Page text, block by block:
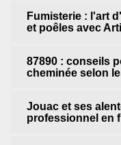
Fumisterie : l'art
et poêles avec
87890 : conseils
cheminée selon
Jouac et ses
professionnel en